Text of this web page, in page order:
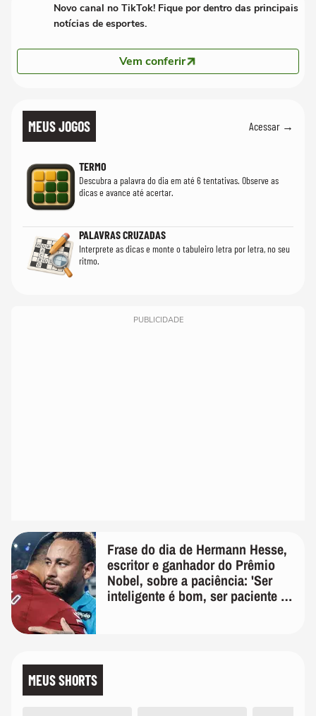
Novo canal no TikTok! Fique por dentro das principais
notícias de esportes.
Vem conferir
MEUS JOGOS Acessar →
TERMO
Descubra a palavra do dia em até 6 tentativas. Observe as
dicas e avance até acertar.
PALAVRAS CRUZADAS
Interprete as dicas e monte o tabuleiro letra por letra, no seu
ritmo.
PUBLICIDADE
Frase do dia de Hermann Hesse,
escritor e ganhador do Prêmio
Nobel, sobre a paciência: 'Ser
inteligente é bom, ser paciente é
MEUS SHORTS